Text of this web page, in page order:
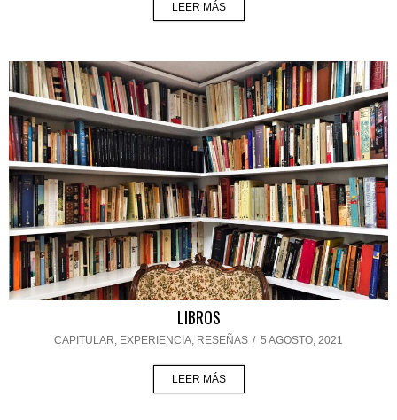
LEER MÁS
LIBROS
CAPITULAR, EXPERIENCIA, RESEÑAS / 5 AGOSTO, 2021
LEER MÁS